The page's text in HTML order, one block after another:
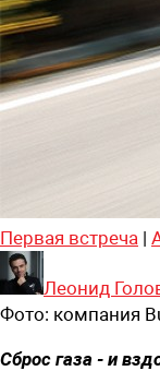
Первая встреча |
Леонид
Фото: компания
Сброс газа - и